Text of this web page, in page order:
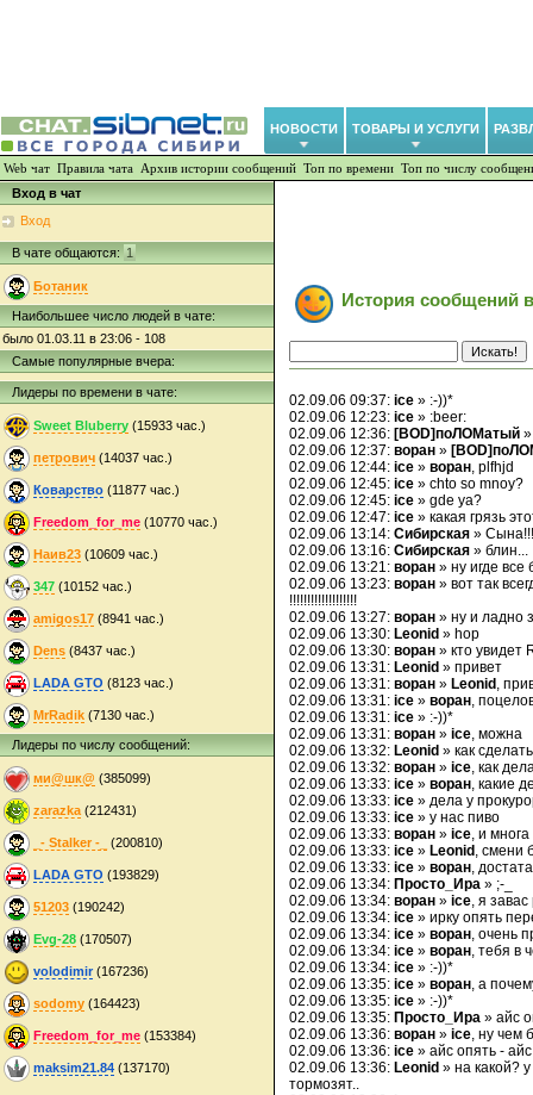
НОВОСТИ ТОВАРЫ И УСЛУГИ
Web чат Правила чата Архив истории сообщений Топ по времени Топ по числу
Вход в чат
Вход
В чате общаются: 1
Ботаник
Наибольшее число людей в чате:
было 01.03.11 в 23:06 - 108
Самые популярные вчера:
Лидеры по времени в чате:
Sweet Bluberry (15933 час.)
петрович (14037 час.)
Коварство (11877 час.)
Freedom_for_me (10770 час.)
Наив23 (10609 час.)
347 (10152 час.)
amigos17 (8941 час.)
Dens (8437 час.)
LADA GTO (8123 час.)
MrRadik (7130 час.)
Лидеры по числу сообщений:
ми@шк@ (385099)
zarazka (212431)
_- Stalker -_ (200810)
LADA GTO (193829)
51203 (190242)
Evg-28 (170507)
volodimir(167236)
sodomy (164423)
Freedom_for_me (153384)
maksim21.84 (137170)
История сообщений
02.09.06 09:37: ice » :-))*
02.09.06 12:23: ice » :beer:
02.09.06 12:36: [BOD]поЛОМатый
02.09.06 12:37: воран »
02.09.06 12:44: ice » воран, plfhjd
02.09.06 12:45: ice » chto so mnoy?
02.09.06 12:45: ice » gde ya?
02.09.06 12:47: ice » какая грязь
02.09.06 13:14: Сибирская » Сына!!!
02.09.06 13:16: Сибирская » блин...
02.09.06 13:21: воран » ну игде все
02.09.06 13:23: воран » вот так
!!!!!!!!!!!!!!!!!!!
02.09.06 13:27: воран » ну и ладно
02.09.06 13:30: Leonid » hop
02.09.06 13:30: воран » кто увидет
02.09.06 13:31: Leonid » привет
02.09.06 13:31: воран » Leonid ,
02.09.06 13:31: ice » воран,
02.09.06 13:31: ice » :-))*
02.09.06 13:31: воран » ice, можна
02.09.06 13:32: Leonid » как
02.09.06 13:32: воран » ice, как
02.09.06 13:33: ice » воран, какие
02.09.06 13:33: ice » дела у
02.09.06 13:33: ice » у нас пиво
02.09.06 13:33: воран » ice, и многа
02.09.06 13:33: ice » Leonid , смени
02.09.06 13:33: ice » воран,
02.09.06 13:34: Просто_Ира » ;-_
02.09.06 13:34: воран » ice, я завас
02.09.06 13:34: ice » ирку опять
02.09.06 13:34: ice » воран, очень
02.09.06 13:34: ice » воран, тебя в
02.09.06 13:34: ice » :-))*
02.09.06 13:35: ice » воран, а
02.09.06 13:35: ice » :-))*
02.09.06 13:35: Просто_Ира » айс
02.09.06 13:36: воран » ice, ну чем
02.09.06 13:36: ice » айс опять - айс
02.09.06 13:36: Leonid » на какой?
тормозят..